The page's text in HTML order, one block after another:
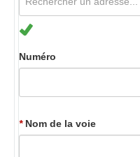
Numéro
*Nom de la voie